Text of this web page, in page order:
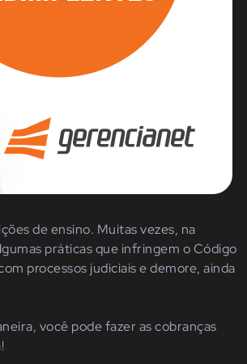
de ensino. Muitas vezes, na
práticas que infringem o Código
processos judiciais e demore, ainda
você pode fazer as cobranças